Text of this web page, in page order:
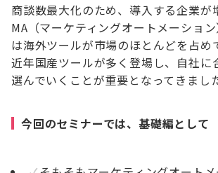
商談数最大化のため、導入する企業が
MA（マーケティングオートメーショ
は海外ツールが市場のほとんどを占め
近年国産ツールが多く登場し、自社に
選んでいくことが重要となってきまし
今回のセミナーでは、基礎編として